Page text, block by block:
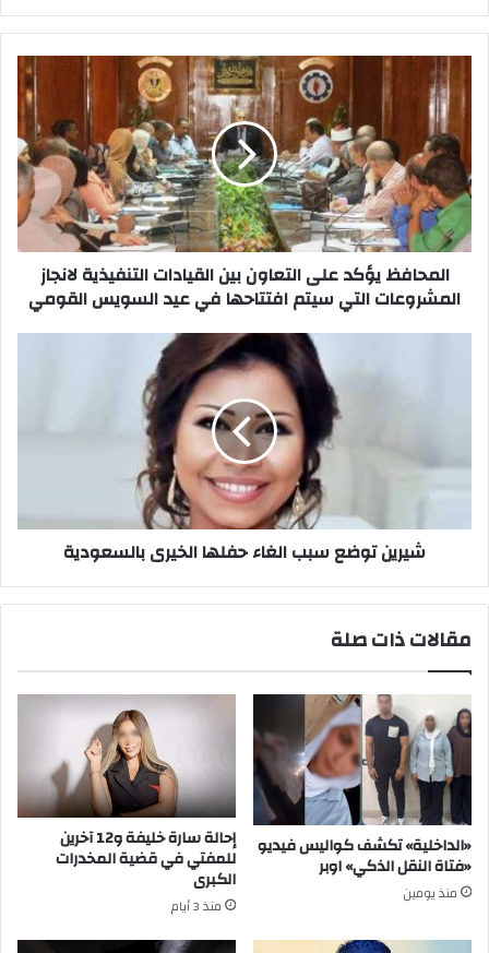
المحافظ
يؤكد
على
التعاون
بين
القيادات
التنفيذية
لانجاز
المشروعات
التي
سيتم
في
المحافظ يؤكد على التعاون بين القيادات التنفيذية لانجاز
المشروعات التي سيتم افتتاحها في عيد السويس القومي
شيرين توضع سبب الغاء حفلها الخيرى بالسعودية
مقالات ذات صلة
«الداخلية» تكشف كواليس فيديو
«فتاة النقل الذكي» اوبر
منذ يومين
إحالة سارة خليفة و12 آخرين
للمفتي في قضية المخدرات
الكبرى
منذ 3 أيام